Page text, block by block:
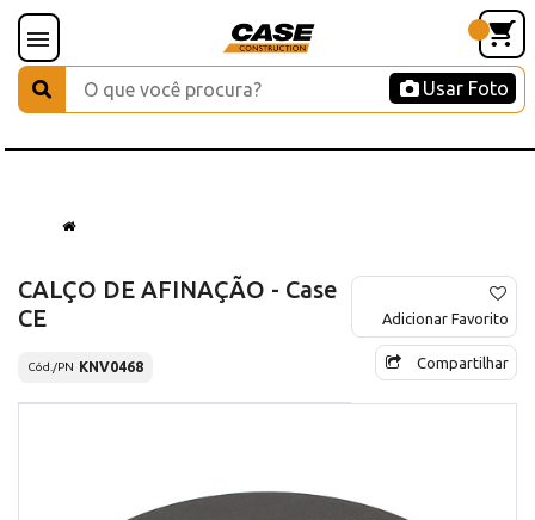
Usar Foto
CALÇO DE AFINAÇÃO - Case
CE
Cód./PN KNV0468
Adicionar Favorito
Compartilhar